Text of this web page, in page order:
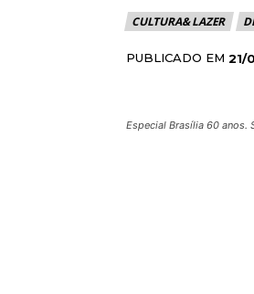
CULTURA& LAZER
PUBLICADO EM 21/
Especial Brasília 60 anos.